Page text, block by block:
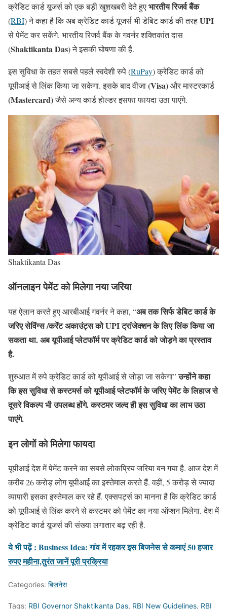
क्रेडिट कार्ड यूजर्स को एक बड़ी खुशखबरी देते हुएभारतीय रिजर्व बैंक
(RBI) ने कहा है कि अब क्रेडिट कार्ड यूजर्स भी डेबिट कार्ड की तरहUPI
से पेमेंट कर सकेंगे. भारतीय रिजर्व बैंक के गवर्नर शक्तिकांत दास
(Shaktikanta Das) ने इसकी घोषणा की है.
इस सुविधा के तहत सबसे पहले स्वदेशी रुपे (RuPay) क्रेडिट कार्ड को
यूपीआई से लिंक किया जा सकेगा. इसके बाद वीजा(Visa)और मास्टरकार्ड
(Mastercard)जैसे अन्य कार्ड होल्डर इसफा फायदा उठा पाएंगे.
Shaktikanta Das
ऑनलाइन पेमेंट कोमिलेगानया जरिया
यह ऐलान करते हुए आरबीआई गवर्नर ने कहा, “अब तक सिर्फ डेबिट कार्ड के
जरिए सेविंग्स /करेंट अकाउंट्स को UPI ट्रांजेक्शन के लिए लिंक किया जा
सकता था. अब यूपीआई प्लेटफॉर्म पर क्रेडिट कार्ड को जोड़ने का प्रस्ताव
है.
शुरुआत में रुपे क्रेडिट कार्ड को यूपीआई से जोड़ा जा सकेगा”उन्होंने कहा
कि इस सुविधा से कस्टमर्स को यूपीआई प्लेटफॉर्म के जरिए पेमेंट के लिहाज से
दूसरे विकल्प भी उपलब्ध होंगे. कस्टमर जल्द ही इस सुविधा का लाभ उठा
पाएंगे.
इन लोगों को मिलेगा फायदा
यूपीआई देश में पेमेंट करने का सबसे लोकप्रिय जरिया बन गया है. आज देश में
करीब 26 करोड़ लोग यूपीआई का इस्तेमाल करते हैं. वहीं, 5 करोड़ से ज्यादा
व्यापारी इसका इस्तेमाल कर रहे हैं. एक्सपर्ट्स का मानना है कि क्रेडिट कार्ड
को यूपीआई से लिंक करने से कस्टमर को पेमेंट का नया ऑप्शन मिलेगा. देश में
क्रेडिट कार्ड यूजर्स की संख्या लगातार बढ़ रही है.
ये भी पढ़ें : Business Idea: गांव में रहकर इस बिजनेस से कमाएं 50 हजार
रुपए महीना,तुरंत जानें पूरी प्रक्रिया
Categories: बिजनेस
Tags: RBI Governor Shaktikanta Das, RBI New Guidelines, RBI